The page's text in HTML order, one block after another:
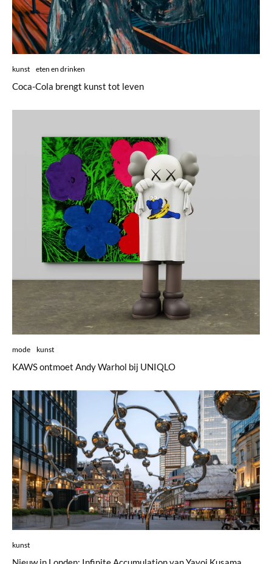
kunst eten en drinken
Coca-Cola brengt kunst tot leven
mode kunst
KAWS ontmoet Andy Warhol bij UNIQLO
kunst